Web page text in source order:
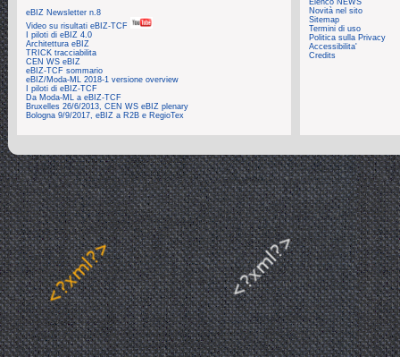
eBIZ Newsletter n.8
Video su risultati eBIZ-TCF
I piloti di eBIZ 4.0
Architettura eBIZ
TRICK tracciabilita
CEN WS eBIZ
eBIZ-TCF sommario
eBIZ/Moda-ML 2018-1 versione overview
I piloti di eBIZ-TCF
Da Moda-ML a eBIZ-TCF
Bruxelles 26/6/2013, CEN WS eBIZ plenary
Bologna 9/9/2017, eBIZ a R2B e RegioTex
Novità nel sito
Sitemap
Termini di uso
Politica sulla Privacy
Accessibilita'
Credits